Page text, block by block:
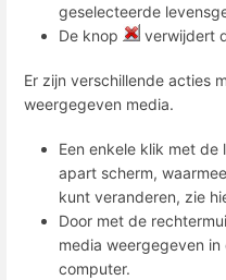
geselecteerde
De knop
verwijdert
Er zijn verschillende acties
weergegeven media.
Een enkele klik met de
apart scherm,
kunt veranderen, zie
Door met de
media weergegeven
computer.